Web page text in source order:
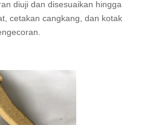
diuji dan disesuaikan hingga
cetakan cangkang, dan kotak